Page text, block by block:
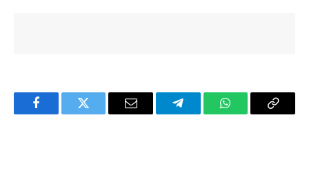
FacebookTwitter Email TelegramWhatsAppCopy